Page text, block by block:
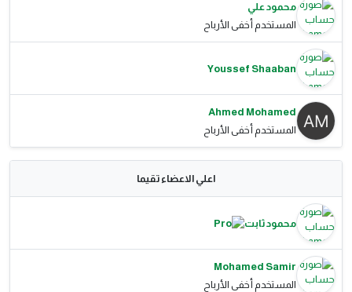
محمود علي
المستخدم أخفى الأرباح
Youssef Shaaban
Ahmed Mohamed
المستخدم أخفى الأرباح
اعلي الاعضاء تقيما
محمود ثابت
Mohamed Samir
المستخدم أخفى الأرباح